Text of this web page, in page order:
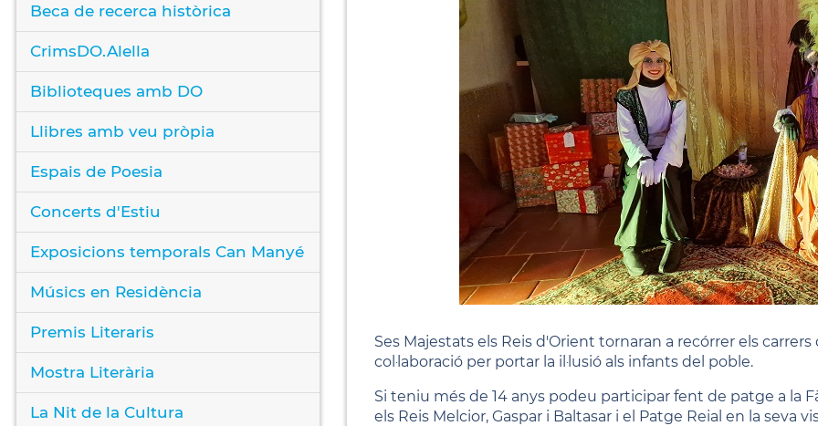
Beca de recerca històrica
CrimsDO.Alella
Biblioteques amb DO
Llibres amb veu pròpia
Espais de Poesia
Concerts d'Estiu
Exposicions temporals Can Manyé
Músics en Residència
Premis Literaris
Mostra Literària
La Nit de la Cultura
Ses Majestats els Reis d'Orient tornaran a recórrer els
col·laboració per portar la il·lusió als infants del poble.
Si teniu més de 14 anys podeu participar fent de patge a la
els Reis Melcior, Gaspar i Baltasar i el Patge Reial en la seva